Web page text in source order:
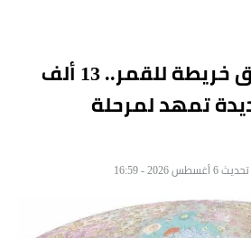
الصين تكشف أدق خريطة للقمر.. 13 ألف
تمهد لمرحلة